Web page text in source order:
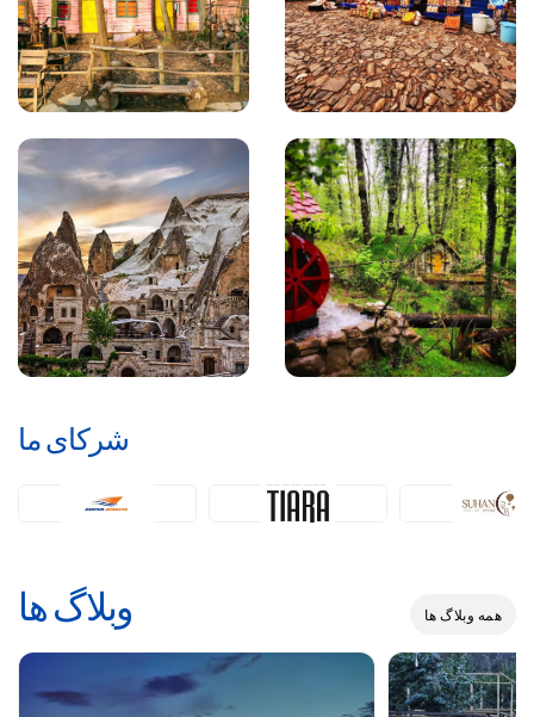
شرکای ما
وبلاگ ها همه وبلاگ ها